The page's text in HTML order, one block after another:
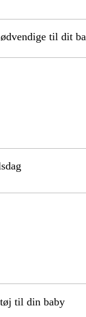
til dit
til din baby